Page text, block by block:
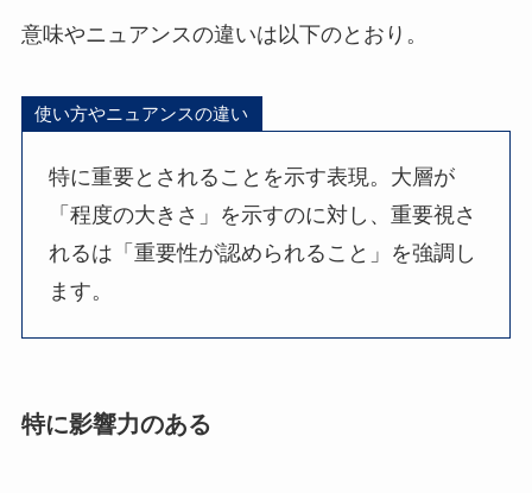
意味やニュアンスの違いは以下のとおり。
使い方やニュアンスの違い
特に重要とされることを示す表現。大層が
「程度の大きさ」を示すのに対し、重要視さ
れるは「重要性が認められること」を強調し
ます。
特に影響力のある